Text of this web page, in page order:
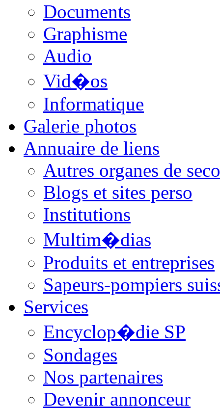
Documents
Graphisme
Audio
Vid�os
Informatique
Galerie photos
Annuaire de liens
Autres organes de
Blogs et sites perso
Institutions
Multim�dias
Produits et entreprises
Sapeurs-pompiers
Services
Encyclop�die SP
Sondages
Nos partenaires
Devenir annonceur